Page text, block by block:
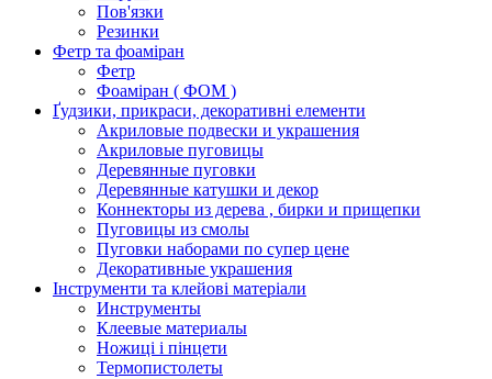
Пов'язки
Резинки
Фетр та фоаміран
Фетр
Фоаміран ( ФОМ )
Ґудзики, прикраси, декоративні елементи
Акриловые подвески и украшения
Акриловые пуговицы
Деревянные пуговки
Деревянные катушки и декор
Коннекторы из дерева , бирки и прищепки
Пуговицы из смолы
Пуговки наборами по супер цене
Декоративные украшения
Інструменти та клейові матеріали
Инструменты
Клеевые материалы
Ножиці і пінцети
Термопистолеты